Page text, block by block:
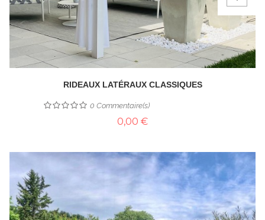
RIDEAUX LATÉRAUX CLASSIQUES
0 Commentaire(s)
0,00 €